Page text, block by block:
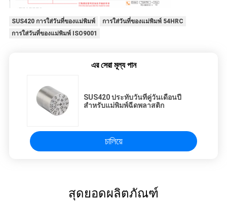
SUS420 การใส่วันที่ของแม่พิมพ์
การใส่วันที่ของแม่พิมพ์ 54HRC
การใส่วันที่ของแม่พิมพ์ ISO9001
এর সেরা মূল্য পান
SUS420 ประทับวันที่คู่วันเดือนปี
สำหรับแม่พิมพ์ฉีดพลาสติก
চালিয়ে
สุดยอดผลิตภัณฑ์